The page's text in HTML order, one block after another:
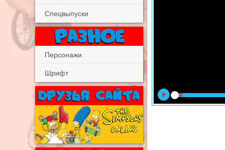
Спецвыпуски
Персонажи
Шрифт